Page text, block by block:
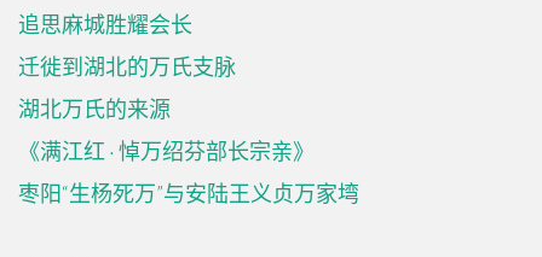
追思麻城胜耀会长
迁徙到湖北的万氏支脉
湖北万氏的来源
《满江红 · 悼万绍芬部长宗亲》
枣阳“生杨死万”与安陆王义贞万家塆